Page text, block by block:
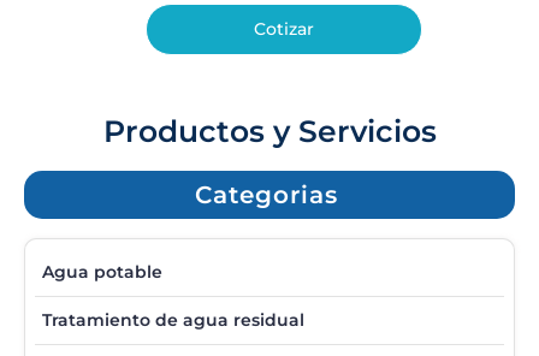
Cotizar
Productos y Servicios
Categorias
Agua potable
Tratamiento de agua residual